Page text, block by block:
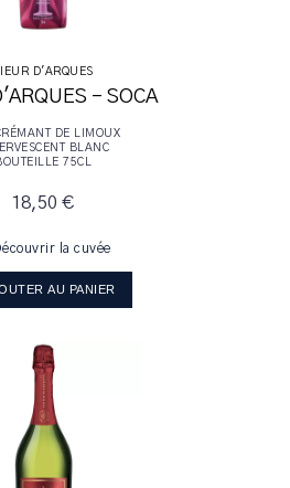
D'ARQUES
- SOCA
DE LIMOUX
BLANC
75CL
18,50 €
la cuvée
AU PANIER